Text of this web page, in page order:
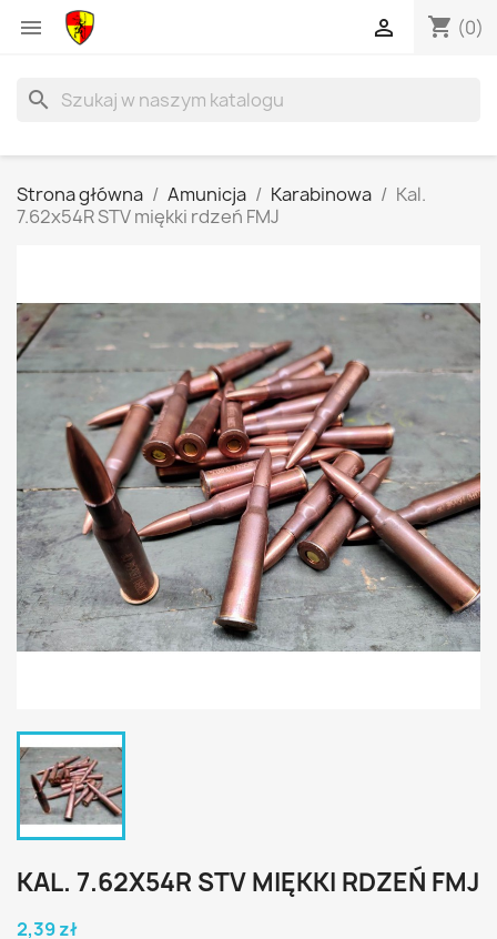
 shopping_cart (0)

search
Strona główna Amunicja Karabinowa
Kal.
7.62x54R STV miękki rdzeń FMJ
KAL. 7.62X54R STV MIĘKKI RDZEŃ FMJ
2,39 zł